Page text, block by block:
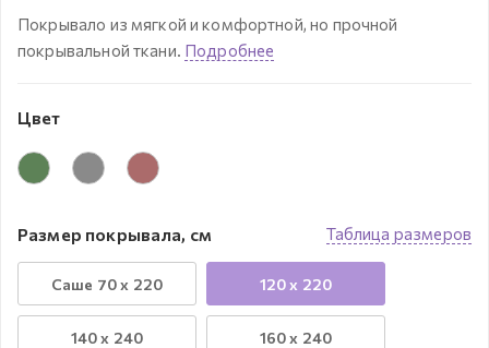
Покрывало из мягкой и комфортной, но прочной
покрывальной ткани. Подробнее
Цвет
Таблица размеров
Размер покрывала, см
Саше 70 х 220 120 х 220
140 х 240 160 х 240